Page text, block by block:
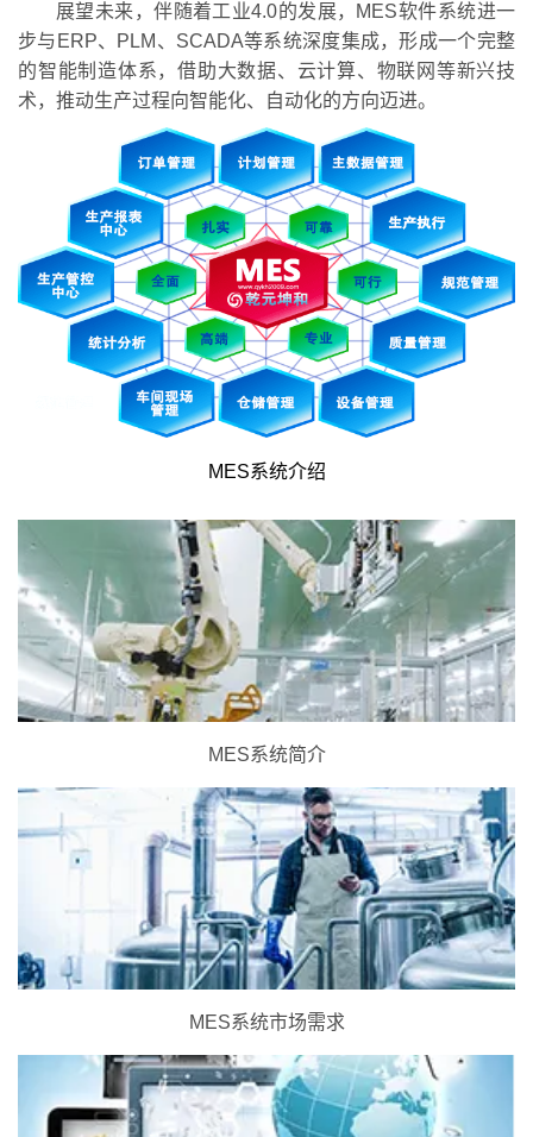
展望未来，伴随着工业4.0的发展，MES软件系统进一
步与ERP、PLM、SCADA等系统深度集成，形成一个完整
的智能制造体系，借助大数据、云计算、物联网等新兴技
术，推动生产过程向智能化、自动化的方向迈进。
MES系统介绍
MES系统简介
MES系统市场需求